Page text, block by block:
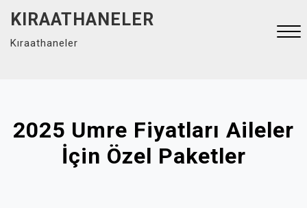
content
KIRAATHANELER
Kıraathaneler
2025 Umre Fiyatları Aileler
İçin Özel Paketler